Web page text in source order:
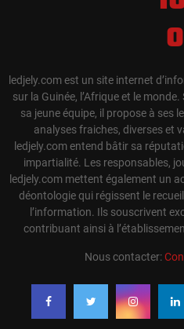
ledjely.com est un site internet
sur la Guinée, l’Afrique et le
sa jeune équipe, il propose à ses
analyses fraiches, diverses et
ledjely.com entend bâtir sa
impartialité. Les responsables,
ledjely.com mettent également un
déontologie qui régissent le
l’information. Ils souscrivent
contribuant ainsi à
Nous contacter: